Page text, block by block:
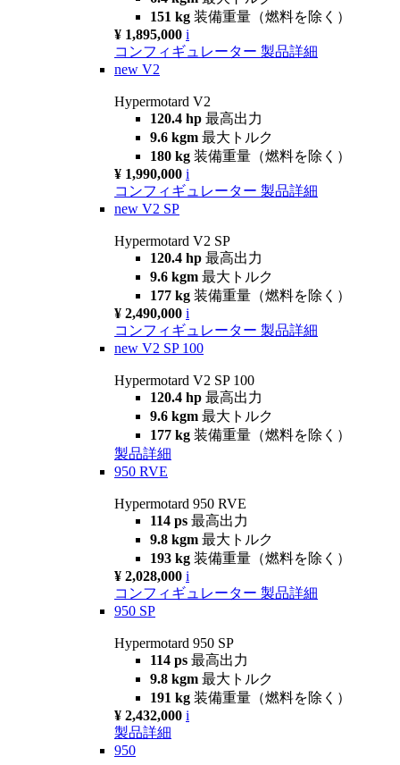
151 kg 装備重量（燃料を除く）
¥ 1,895,000 i
コンフィギュレーター 製品詳細
new V2
Hypermotard V2
120.4 hp 最高出力
9.6 kgm 最大トルク
180 kg 装備重量（燃料を除く）
¥ 1,990,000 i
コンフィギュレーター 製品詳細
new V2 SP
Hypermotard V2 SP
120.4 hp 最高出力
9.6 kgm 最大トルク
177 kg 装備重量（燃料を除く）
¥ 2,490,000 i
コンフィギュレーター 製品詳細
new V2 SP 100
Hypermotard V2 SP 100
120.4 hp 最高出力
9.6 kgm 最大トルク
177 kg 装備重量（燃料を除く）
製品詳細
950 RVE
Hypermotard 950 RVE
114 ps 最高出力
9.8 kgm 最大トルク
193 kg 装備重量（燃料を除く）
¥ 2,028,000 i
コンフィギュレーター 製品詳細
950 SP
Hypermotard 950 SP
114 ps 最高出力
9.8 kgm 最大トルク
191 kg 装備重量（燃料を除く）
¥ 2,432,000 i
製品詳細
950